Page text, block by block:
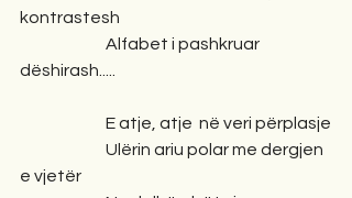
kontrastesh
dëshirash.....
                          E atje, atje  në veri përplasje
e vjetër